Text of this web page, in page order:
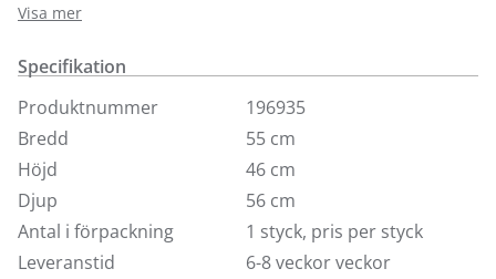
och olika färger, dessutom finns underredets
trädetaljer i 7 olika färger. Ekornes lanserade den
första Stressless-fåtöljen 1971. Det var den första
vilfåtöljen någonsin som var anpassad till kroppens
behov av rörelse och stöd, vilket beror på att man hela
tiden har komforten i fokus. När Ekornes arbetar med
att göra Stressless ännu bättre, till exempel genom att
utveckla en ny teknisk detalj eller funktion, så
accepteras bara förändringar som lyfter komforten till
ännu högre nivåer.
Visa mer
Specifikation
Produktnummer
196935
Bredd
55 cm
Höjd
46 cm
Djup
56 cm
Antal i förpackning
1 styck, pris per styck
Leveranstid
6-8 veckor veckor